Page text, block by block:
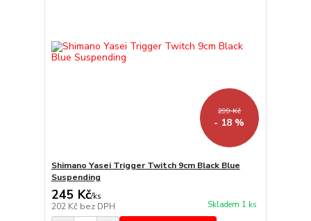
299 Kč
- 18 %
Shimano Yasei Trigger Twitch 9cm Black Blue
Suspending
245 Kč/ks
202 Kč bez DPH Skladem 1 ks